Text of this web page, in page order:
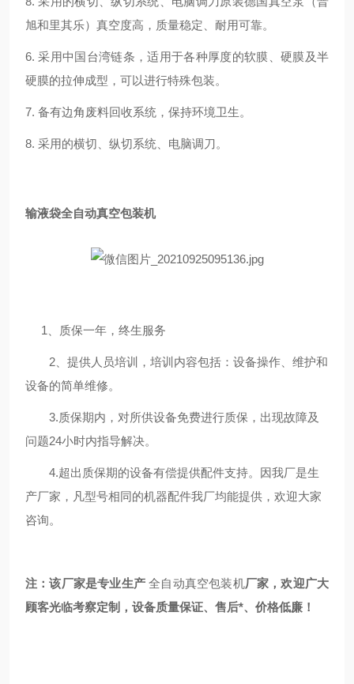
旭和里其乐）真空度高，质量稳定、耐用可靠。
6.采用中国台湾链条，适用于各种厚度的软膜、硬膜及半
硬膜的拉伸成型，可以进行特殊包装。
7. 备有边角废料回收系统，保持环境卫生。
8. 采用的横切、纵切系统、电脑调刀。
输液袋全自动真空包装机
1 、质保一年，终生服务
2、提供人员培训，培训内容包括：设备操作、维护和
设备的简单维修。
3.质保期内，对所供设备免费进行质保，出现故障及
问题24小时内指导解决。
4.超出质保期的设备有偿提供配件支持。因我厂是生
产厂家，凡型号相同的机器配件我厂均能提供，欢迎大家
咨询。
注：该厂家是专业生产 全自动真空包装机厂家，欢迎广大
顾客光临考察定制，设备质量保证、售后*、价格低廉！